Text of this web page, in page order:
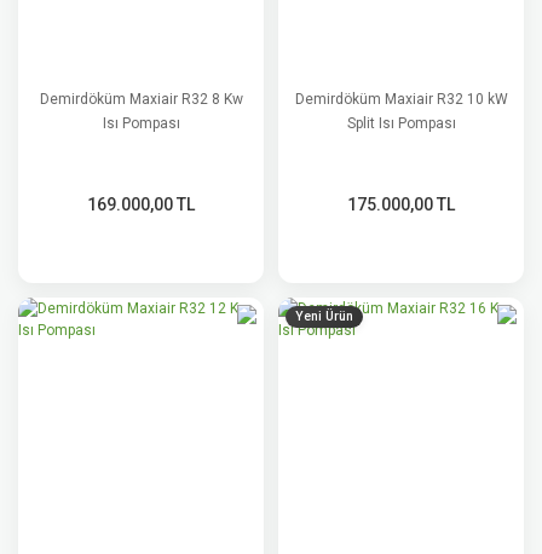
Demirdöküm Maxiair R32 8 Kw
Isı Pompası
169.000,00 TL
Demirdöküm Maxiair R32 10 kW
Split Isı Pompası
175.000,00 TL
Yeni Ürün